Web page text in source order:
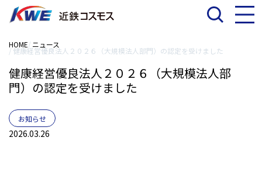
HOME ニュース
健康経営優良法人２０２６（大規模法人部門）の認定を受けました
健康経営優良法人２０２６（大規模法人部
門）の認定を受けました
お知らせ
2026.03.26